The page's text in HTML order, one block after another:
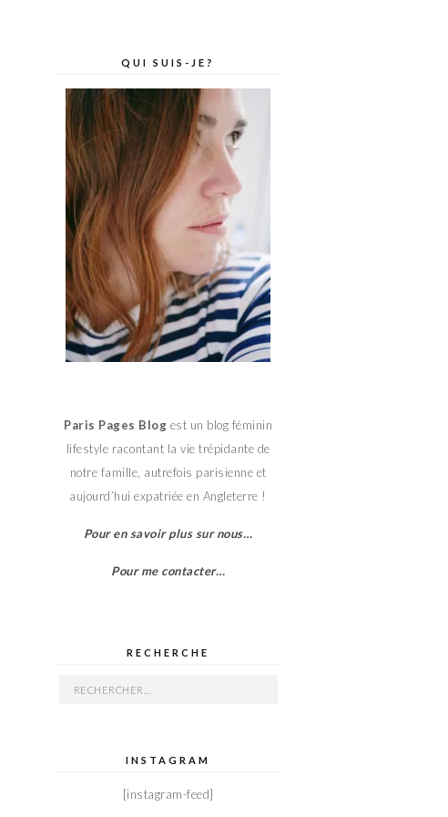
QUI SUIS-JE?
Paris Pages Blog est un blog féminin
lifestyle racontant la vie trépidante de
notre famille, autrefois parisienne et
aujourd’hui expatriée en Angleterre !
Pour en savoir plus sur nous…
Pour me contacter…
RECHERCHE
Rechercher :
INSTAGRAM
[instagram-feed]